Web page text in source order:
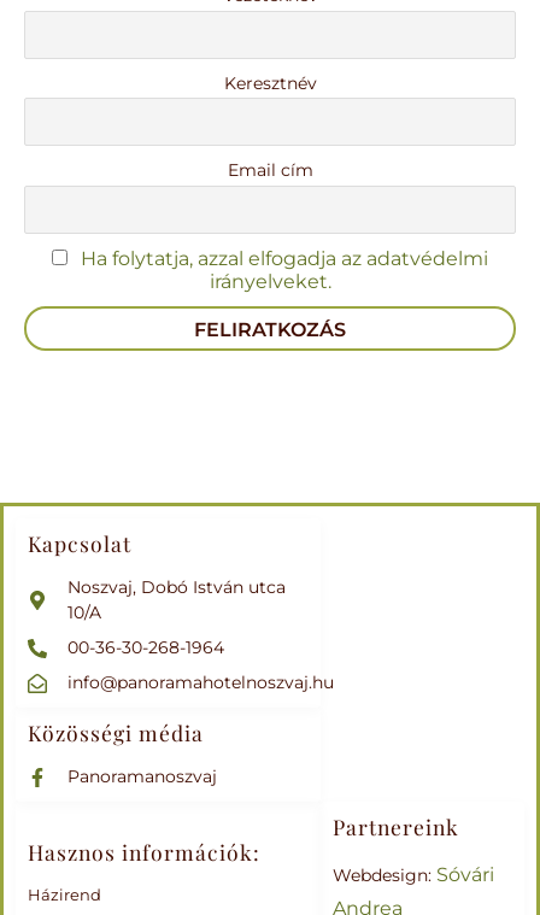
Keresztnév
Email cím
Ha folytatja, azzal elfogadja az adatvédelmi
irányelveket.
Kapcsolat
Noszvaj, Dobó István utca
10/A
00-36-30-268-1964
info@panoramahotelnoszvaj.hu
Közösségi média
Panoramanoszvaj
Hasznos információk:
Házirend
Partnereink
Webdesign: Sóvári
Andrea